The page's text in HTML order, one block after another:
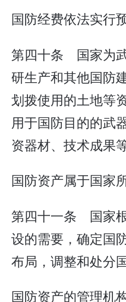
国防经费依法实行
第四十条 国家为
研生产和其他国防
划拨使用的土地等
用于国防目的的武
资器材、技术成果
国防资产属于国家所
第四十一条 国家
设的需要，确定国
布局，调整和处分
国防资产的管理机